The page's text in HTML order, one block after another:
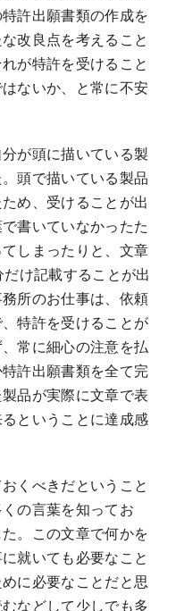
許出願書類の作成を
改良点を考えること
が特許を受けること
ないか、と常に不安
が頭に描いている製
頭で描いている製品
め、受けることが出
書いていなかったた
しまったりと、文章
け記載することが出
所のお仕事は、依頼
特許を受けることが
常に細心の注意を払
許出願書類を全て完
品が実際に文章で表
ということに達成感
くべきだということ
の言葉を知ってお
。この文章で何かを
就いても必要なこと
に必要なことだと思
などして少しでも多